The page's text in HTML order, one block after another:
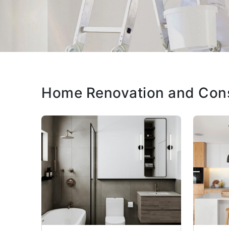
Home Renovation and